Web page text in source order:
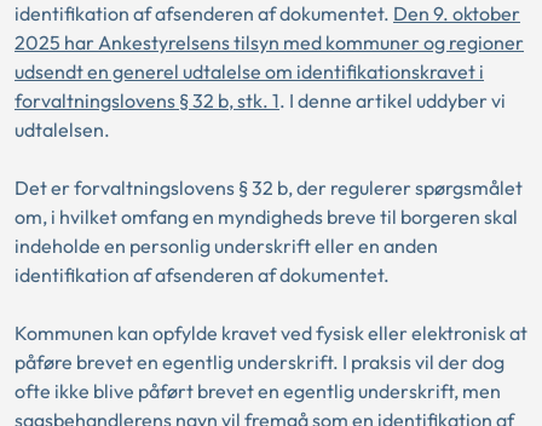
identifikation af afsenderen af dokumentet. Den 9. oktober
2025 har Ankestyrelsens tilsyn med kommuner og regioner
udsendt en generel udtalelse om identifikationskravet i
forvaltningslovens § 32 b, stk. 1. I denne artikel uddyber vi
udtalelsen.
Det er forvaltningslovens § 32 b, der regulerer spørgsmålet
om, i hvilket omfang en myndigheds breve til borgeren skal
indeholde en personlig underskrift eller en anden
identifikation af afsenderen af dokumentet.
Kommunen kan opfylde kravet ved fysisk eller elektronisk at
påføre brevet en egentlig underskrift. I praksis vil der dog
ofte ikke blive påført brevet en egentlig underskrift, men
sagsbehandlerens navn vil fremgå som en identifikation af